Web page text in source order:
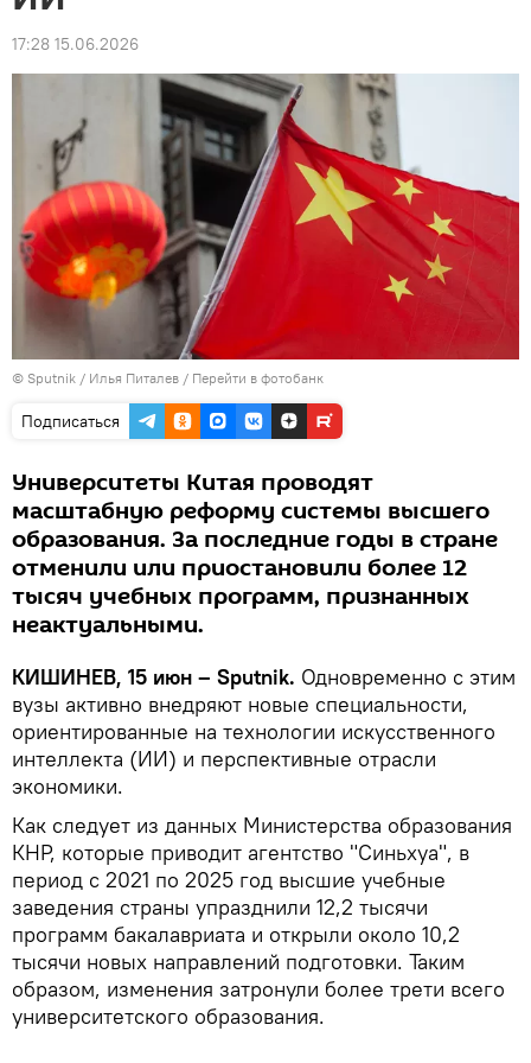
17:28 15.06.2026
© Sputnik / Илья Питалев / Перейти в фотобанк
Подписаться
Университеты Китая проводят
масштабную реформу системы высшего
образования. За последние годы в стране
отменили или приостановили более 12
тысяч учебных программ, признанных
неактуальными.
КИШИНЕВ, 15 июн – Sputnik. Одновременно с этим
вузы активно внедряют новые специальности,
ориентированные на технологии искусственного
интеллекта (ИИ) и перспективные отрасли
экономики.
Как следует из данных Министерства образования
КНР, которые приводит агентство "Синьхуа", в
период с 2021 по 2025 год высшие учебные
заведения страны упразднили 12,2 тысячи
программ бакалавриата и открыли около 10,2
тысячи новых направлений подготовки. Таким
образом, изменения затронули более трети всего
университетского образования.